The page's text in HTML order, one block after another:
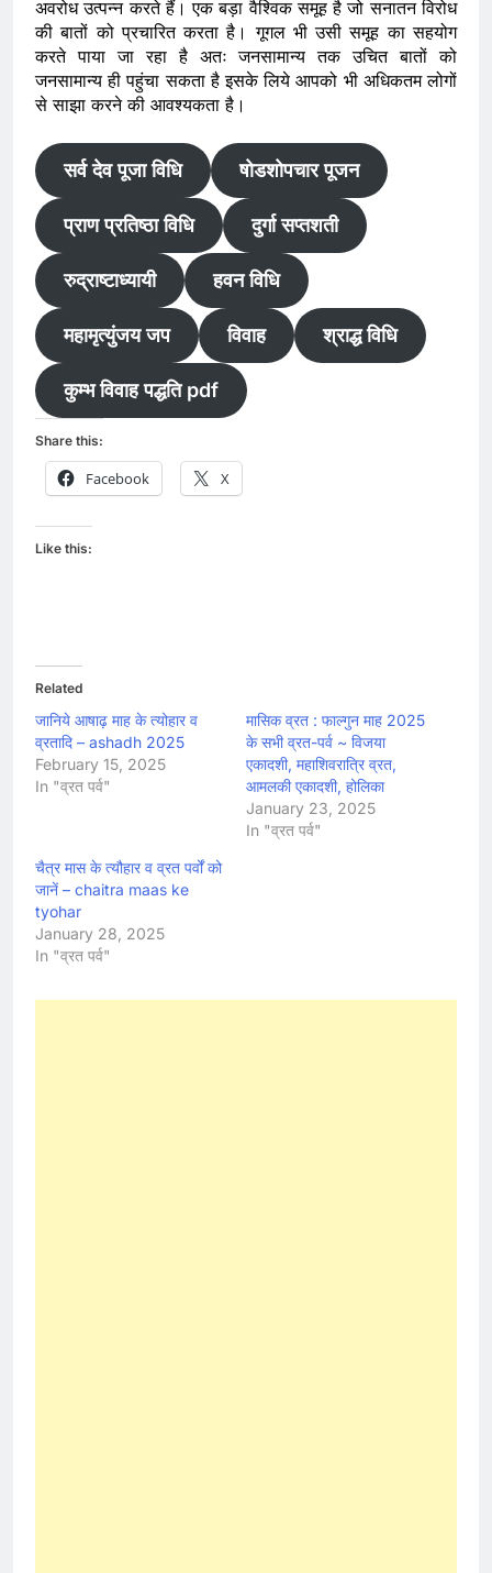
अवरोध उत्पन्न करते हैं। एक बड़ा वैश्विक समूह है जो सनातन विरोध
की बातों को प्रचारित करता है। गूगल भी उसी समूह का सहयोग
करते पाया जा रहा है अतः जनसामान्य तक उचित बातों को
जनसामान्य ही पहुंचा सकता है इसके लिये आपको भी अधिकतम लोगों
से साझा करने की आवश्यकता है।
सर्व देव पूजा विधि षोडशोपचार पूजन
प्राण प्रतिष्ठा विधि दुर्गा सप्तशती
रुद्राष्टाध्यायी हवन विधि
महामृत्युंजय जप विवाह श्राद्ध विधि
कुम्भ विवाह पद्धति pdf
Share this:
Facebook X
Like this:
Related
जानिये आषाढ़ माह के त्योहार व
व्रतादि – ashadh 2025
February 15, 2025
In "व्रत पर्व"
मासिक व्रत : फाल्गुन माह 2025
के सभी व्रत-पर्व ~ विजया
एकादशी, महाशिवरात्रि व्रत,
आमलकी एकादशी, होलिका
January 23, 2025
In "व्रत पर्व"
चैत्र मास के त्यौहार व व्रत पर्वों को
जानें – chaitra maas ke
tyohar
January 28, 2025
In "व्रत पर्व"